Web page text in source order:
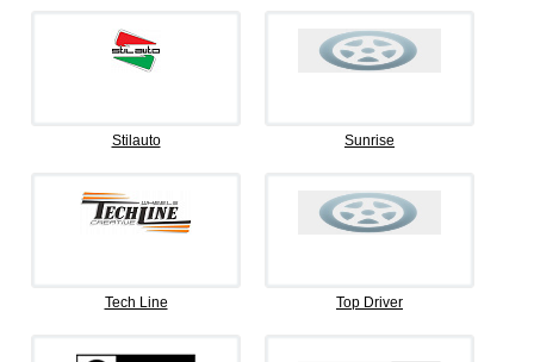
Stilauto Sunrise
Tech Line Top Driver